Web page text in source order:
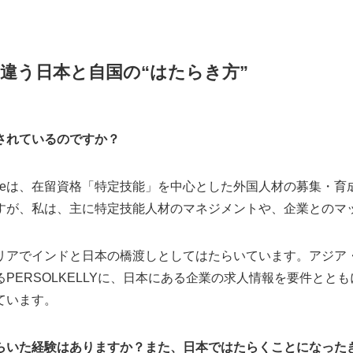
う日本と自国の“はたらき方”
ているのですか？
は、在留資格「特定技能」を中心とした外国人材の募集・
、私は、主に特定技能人材のマネジメントや、企業との
アでインドと日本の橋渡しとしてはたらいています。アジ
に、日本にある企業の求人情報を要件とと
ます。
た経験はありますか？また、日本ではたらくことになった